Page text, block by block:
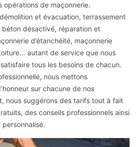
opérations de maçonnerie.
et évacuation, terrassement
béton désactivé, réparation et
d’étanchéité, maçonnerie
autant de service que nous
tous les besoins de chacun.
nous mettons
sur chacune de nos
nous suggérons des tarifs tout à fait
des conseils professionnels ainsi
personnalisé.